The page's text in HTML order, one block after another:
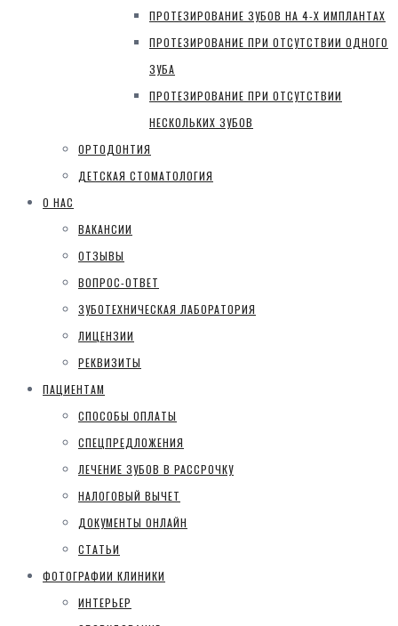
ПРОТЕЗИРОВАНИЕ ЗУБОВ НА 4-Х ИМПЛАНТАХ
ПРОТЕЗИРОВАНИЕ ПРИ ОТСУТСТВИИ ОДНОГО
ЗУБА
ПРОТЕЗИРОВАНИЕ ПРИ ОТСУТСТВИИ
НЕСКОЛЬКИХ ЗУБОВ
ОРТОДОНТИЯ
ДЕТСКАЯ СТОМАТОЛОГИЯ
О НАС
ВАКАНСИИ
ОТЗЫВЫ
ВОПРОС-ОТВЕТ
ЗУБОТЕХНИЧЕСКАЯ ЛАБОРАТОРИЯ
ЛИЦЕНЗИИ
РЕКВИЗИТЫ
ПАЦИЕНТАМ
СПОСОБЫ ОПЛАТЫ
СПЕЦПРЕДЛОЖЕНИЯ
ЛЕЧЕНИЕ ЗУБОВ В РАССРОЧКУ
НАЛОГОВЫЙ ВЫЧЕТ
ДОКУМЕНТЫ ОНЛАЙН
СТАТЬИ
ФОТОГРАФИИ КЛИНИКИ
ИНТЕРЬЕР